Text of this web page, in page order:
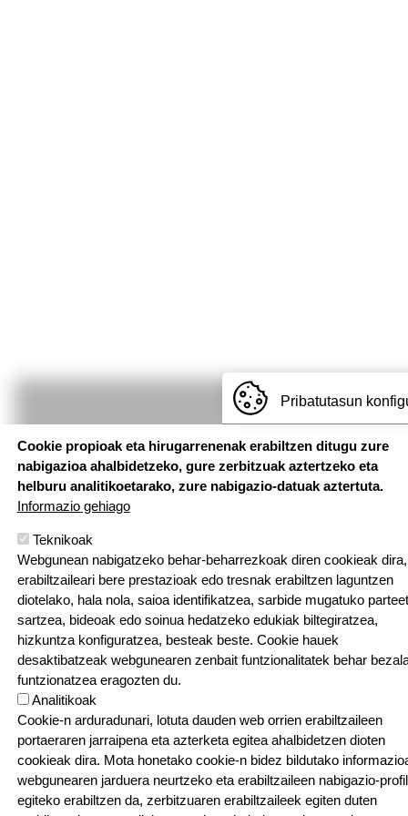
Pribatutasun
Cookie propioak eta hirugarrenenak erabiltzen ditugu zure
nabigazioa ahalbidetzeko, gure zerbitzuak aztertzeko eta
helburu analitikoetarako, zure nabigazio-datuak aztertuta.
Informazio gehiago
Teknikoak
Webgunean nabigatzeko behar-beharrezkoak diren cookieak dira,
erabiltzaileari bere prestazioak edo tresnak erabiltzen laguntzen
diotelako, hala nola, saioa identifikatzea, sarbide mugatuko
sartzea, bideoak edo soinua hedatzeko edukiak biltegiratzea,
hizkuntza konfiguratzea, besteak beste. Cookie hauek
desaktibatzeak webgunearen zenbait funtzionalitatek behar
funtzionatzea eragozten du.
Analitikoak
Cookie-n arduradunari, lotuta dauden web orrien erabiltzaileen
portaeraren jarraipena eta azterketa egitea ahalbidetzen dioten
cookieak dira. Mota honetako cookie-n bidez bildutako
webgunearen jarduera neurtzeko eta erabiltzaileen nabigazio-
egiteko erabiltzen da, zerbitzuaren erabiltzaileek egiten duten